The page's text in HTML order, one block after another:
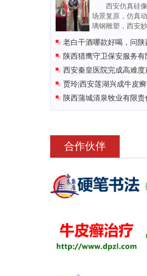
西安妙吉祥雕
西安仿真硅
场景复原，仿真
璃钢雕塑，西安妙
博物馆、纪念馆
等场所的辅助陈列
创作有场景复原、
像、仿真动 ...[详
老白干酒哪款好喝，问陕
酒
陕西猎鹰守卫保安服务有
在
西安秦皇医院完成高难度
痹
贾玲|西安莲湖兴成牛皮
陕西蒲城清泉牧业有限责
合作伙伴